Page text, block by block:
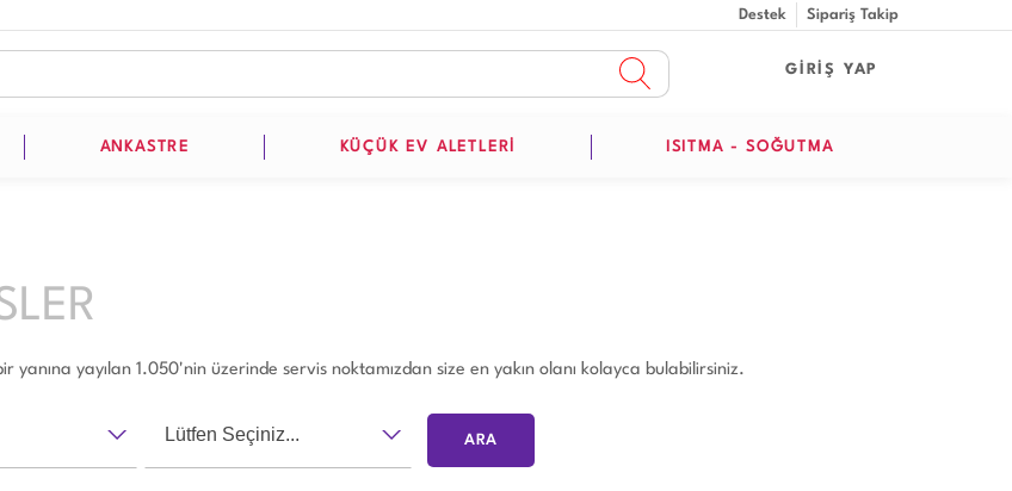
Destek Sipariş Takip
GİRİŞ YAP
ANKASTRE KÜÇÜK EV ALETLERİ ISITMA - SOĞUTMA
yanına yayılan 1.050'nin üzerinde servis noktamızdan size en yakın olanı kolayca bulabilirsiniz.
Lütfen Seçiniz...